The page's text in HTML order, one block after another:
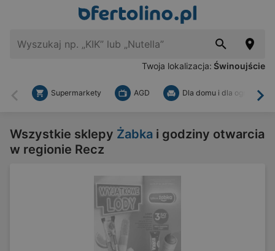
Twoja lokalizacja: Świnoujście
Wstecz
Supermarkety AGD Dla domu i dla ogrodu
Wszystkie sklepy Żabka i godziny otwarcia
w regionie Recz